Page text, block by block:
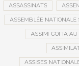
ASSASSINATS
ASSEMBLÉE NATIONALE
ASSIMI GOITA
ASSISES